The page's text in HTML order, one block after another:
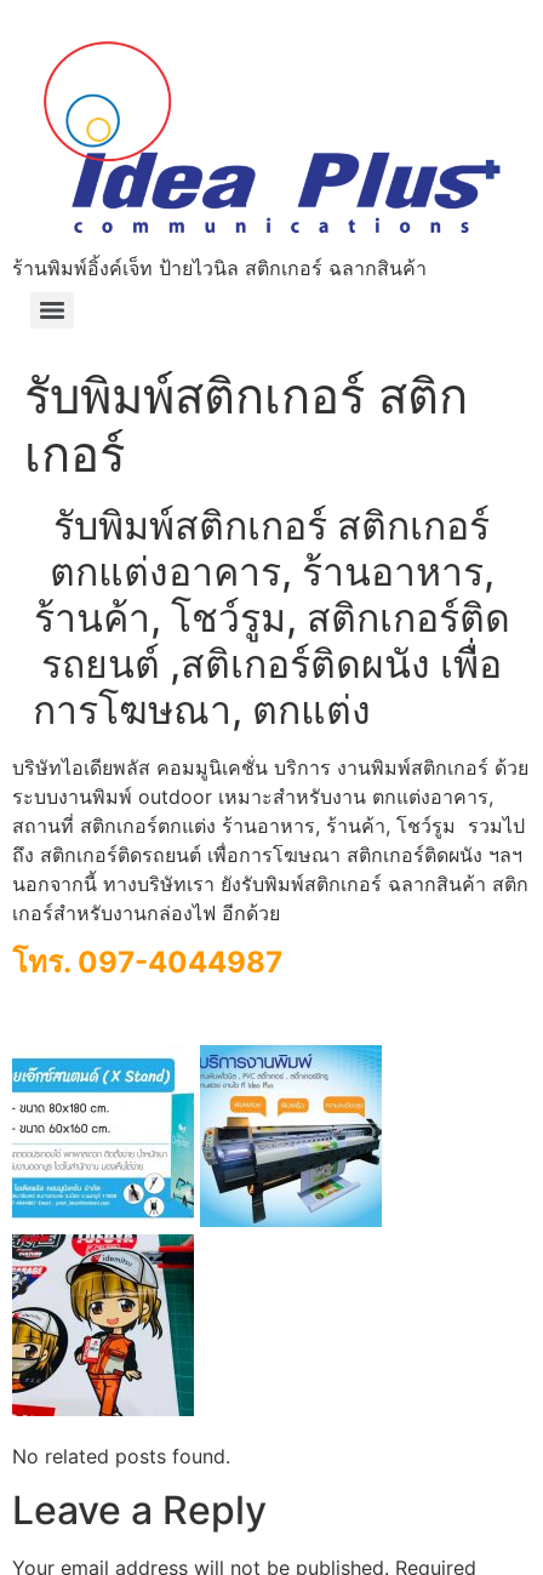
ร้านพิมพ์อิ้งค์เจ็ท ป้ายไวนิล สติกเกอร์ ฉลากสินค้า
รับพิมพ์สติกเกอร์ สติก
เกอร์
รับพิมพ์สติกเกอร์ สติกเกอร์
ตกแต่งอาคาร, ร้านอาหาร,
ร้านค้า, โชว์รูม, สติกเกอร์ติด
รถยนต์ ,สติเกอร์ติดผนัง เพื่อ
การโฆษณา, ตกแต่ง
บริษัทไอเดียพลัส คอมมูนิเคชั่น บริการ งานพิมพ์สติกเกอร์ ด้วย
ระบบงานพิมพ์ outdoor เหมาะสำหรับงาน ตกแต่งอาคาร,
สถานที่ สติกเกอร์ตกแต่ง ร้านอาหาร, ร้านค้า, โชว์รูม รวมไป
ถึง สติกเกอร์ติดรถยนต์ เพื่อการโฆษณา สติกเกอร์ติดผนัง ฯลฯ
นอกจากนี้ ทางบริษัทเรา ยังรับพิมพ์สติกเกอร์ ฉลากสินค้า สติก
เกอร์สำหรับงานกล่องไฟ อีกด้วย
โทร. 097-4044987
No related posts found.
Leave a Reply
Your email address will not be published. Required